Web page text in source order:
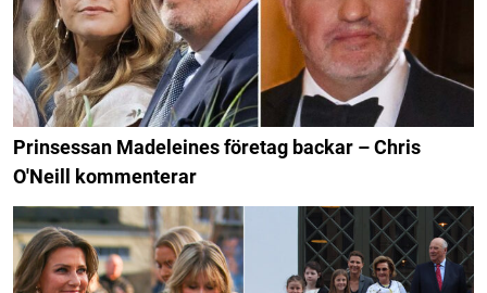
Prinsessan Madeleines företag backar – Chris
O'Neill kommenterar